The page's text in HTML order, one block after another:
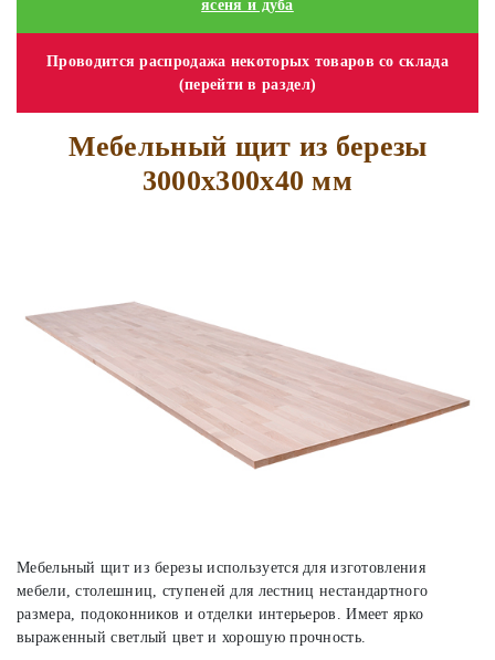
ясеня и дуба
Проводится распродажа некоторых товаров со склада
(перейти в раздел)
Мебельный щит из березы
3000х300х40 мм
Мебельный щит из березы используется для изготовления
мебели, столешниц, ступеней для лестниц нестандартного
размера, подоконников и отделки интерьеров. Имеет ярко
выраженный светлый цвет и хорошую прочность.